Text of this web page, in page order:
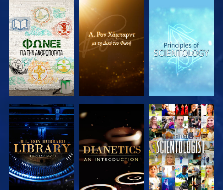
ΕΞΕΡΕΥΝΗΣΤΕ
ΤΗ ΣΕΙΡΑ
ΕΞΕΡΕΥΝΗΣΤΕ
ΤΗ ΣΕΙΡΑ
ΕΞΕΡΕΥΝΗΣΤΕ
ΤΗ ΣΕΙΡΑ
ΕΞΕΡΕΥΝΗΣΤΕ
ΤΗ ΣΕΙΡΑ
ΕΞΕΡΕΥΝΗΣΤΕ
ΤΗ ΣΕΙΡΑ
ΠΑΡΑΚΟΛΟΥΘΗΣΤΕ